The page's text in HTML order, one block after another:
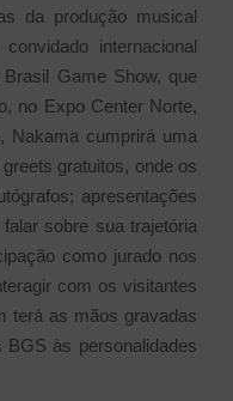
da produção musical
internacional
Game Show, que
no Expo Center Norte,
Nakama cumprirá uma
gratuitos, onde os
apresentações
sobre sua trajetória
como jurado nos
com os visitantes
terá as mãos gravadas
às personalidades